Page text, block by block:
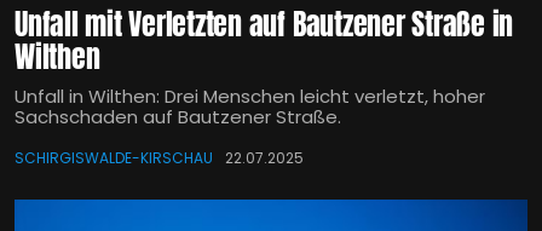
Unfall mit Verletzten auf Bautzener Straße in
Wilthen
Unfall in Wilthen: Drei Menschen leicht verletzt, hoher
Sachschaden auf Bautzener Straße.
SCHIRGISWALDE-KIRSCHAU 22.07.2025